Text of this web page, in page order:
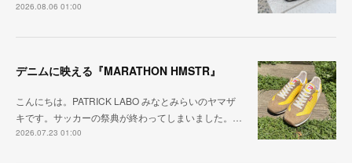
2026.08.06 01:00
デニムに映える『MARATHON HMSTR』
こんにちは。PATRICK LABO みなとみらいのヤマザ
キです。サッカーの祭典が終わってしまいました。…
2026.07.23 01:00